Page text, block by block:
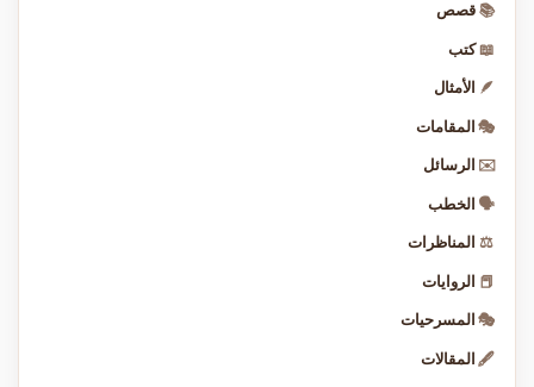
📚 قصص
📖 كتب
🪶 الأمثال
🎭 المقامات
✉️ الرسائل
🗣️ الخطب
⚖️ المناظرات
📕 الروايات
🎭 المسرحيات
🖋️ المقالات